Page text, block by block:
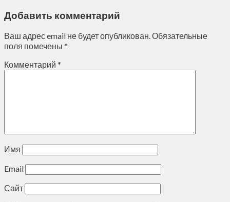
Добавить комментарий
Ваш адрес email не будет опубликован.Обязательные
поля помечены *
Комментарий *
Имя
Email
Сайт